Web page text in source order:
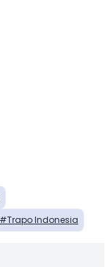
Trapo Indonesia